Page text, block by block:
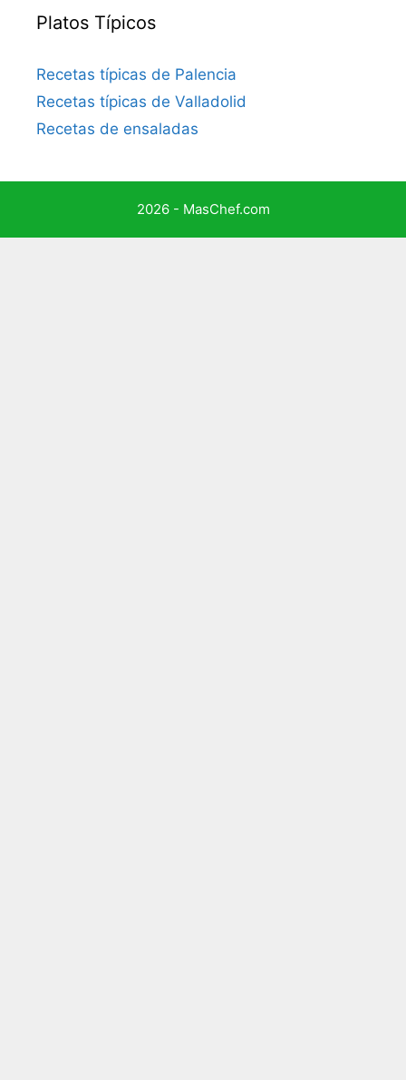
Platos Típicos
Recetas típicas de Palencia
Recetas típicas de Valladolid
Recetas de ensaladas
2026 - MasChef.com